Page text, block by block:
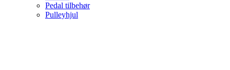
Pedal tilbehør
Pulleyhjul